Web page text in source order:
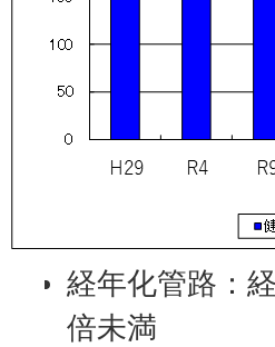
経年化管路：
倍未満